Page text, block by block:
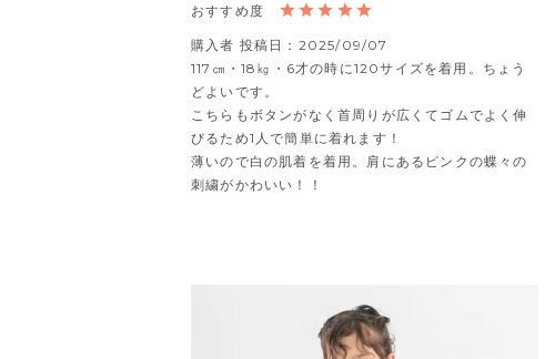
購入者 投稿日
2025/09/07
117㎝・18㎏・6才の時に120サイズを着用。ちょう
どよいです。
こちらもボタンがなく首周りが広くてゴムでよく伸
びるため1人で簡単に着れます！
薄いので白の肌着を着用。肩にあるピンクの蝶々の
刺繍がかわいい！！